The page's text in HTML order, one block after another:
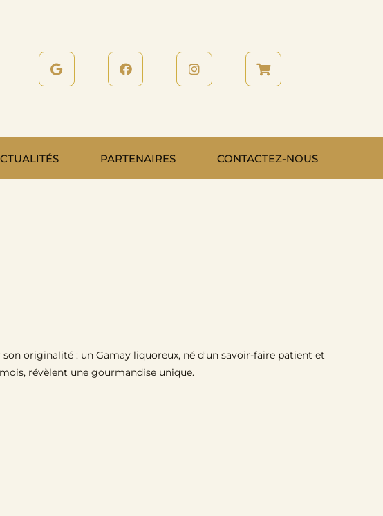
PARTENAIRES CONTACTEZ-NOUS
originalité : un Gamay liquoreux, né d’un savoir-faire patient et
révèlent une gourmandise unique.